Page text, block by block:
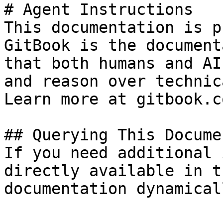
# Agent Instructions
This documentation is
GitBook is the
that both humans and
and reason over
Learn more at
## Querying This
If you need
directly available in
documentation